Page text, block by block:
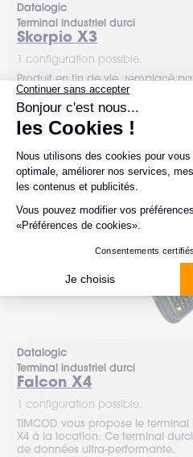
Datalogic
Terminal industriel durci
Skorpio X3
1 configuration possible.
Produit en fin de vie, remplacé
Datalogic Skorpio X5. Vous avez
Contactez TIMCOD pour être
Location uniquement
Datalogic
Terminal industriel durci
Falcon X4
1 configuration possible.
TIMCOD vous propose le
X4 à la location. Ce terminal
de données ultra-performante.